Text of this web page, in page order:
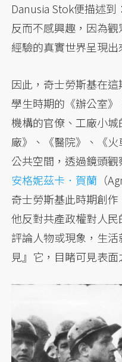
Danusia Stok便描述到
反而不感興趣，因為
經驗的真實世界呈現出
因此，奇士勞斯基在
學生時期的《辦公室
機構的官僚、工廠小
廠》、《醫院》、《
公共空間，透過鏡頭
安格妮茲卡．賀蘭 （
奇士勞斯基此時期創
他反對共產政權對人
評論人物或現象，生
見』它，目睹可見表面